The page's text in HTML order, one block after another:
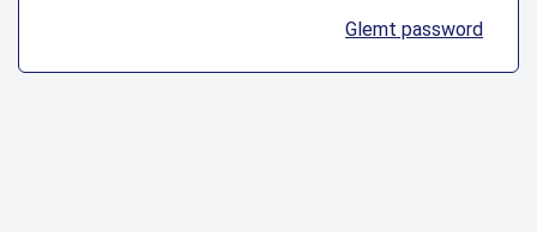
Glemt password